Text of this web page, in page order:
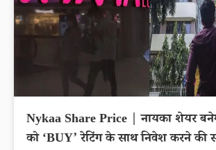
Nykaa Share Price | नायका शेयर
को ‘BUY’ रेटिंग के साथ निवेश करने की